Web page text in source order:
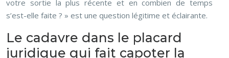
votre sortie la plus récente et en combien de temps
s’est-elle faite ? » est une question légitime et éclairante.
Le cadavre dans le placard
juridique qui fait capoter la